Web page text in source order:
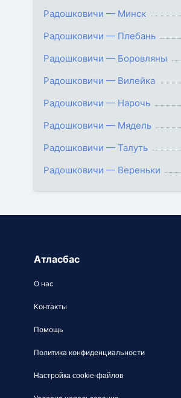
Радошковичи — Минск
Радошковичи — Плебань
Радошковичи — Боровляны
Радошковичи — Вилейка
Радошковичи — Нарочь
Радошковичи — Мядель
Радошковичи — Талуть
Радошковичи — Вереньки
Атласбас
О нас
Контакты
Помощь
Политика конфиденциальности
Настройка cookie-файлов